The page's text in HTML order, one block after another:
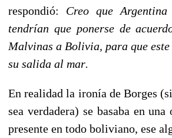
respondió: Creo que
tendrían que ponerse de
Malvinas a Bolivia, para que
su salida al mar.
En realidad la ironía de Borges
sea verdadera) se basaba en una
presente en todo boliviano, ese